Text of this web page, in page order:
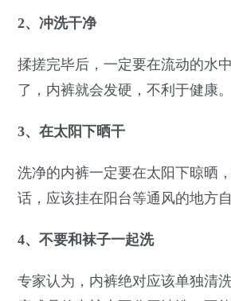
2、冲洗干净
揉搓完毕后，一定要在流动的水
了，内裤就会发硬，不利于健康。
3、在太阳下晒干
洗净的内裤一定要在太阳下晾晒
话，应该挂在阳台等通风的地方自
4、不要和袜子一起洗
专家认为，内裤绝对应该单独清